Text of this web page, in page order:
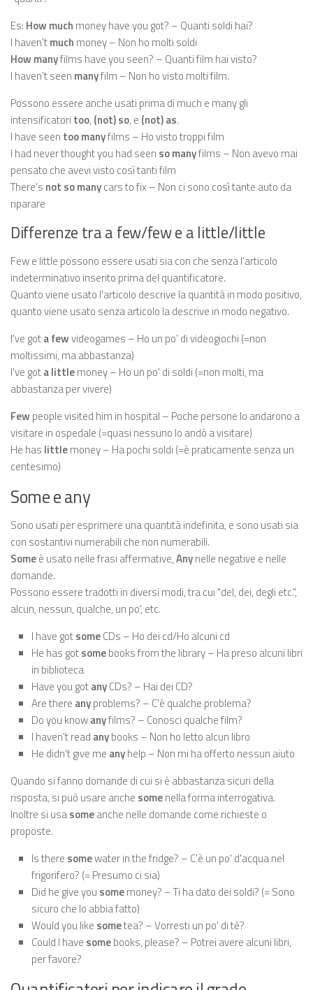
Es: How much money have you got? – Quanti soldi hai?
I haven'tmuch money – Non ho molti soldi
How manyfilms have you seen? – Quanti film hai visto?
I haven't seen manyfilm – Non ho visto molti film.
Possono essere anche usati prima di much e many gli
intensificatori too, (not) so, e (not) as.
I have seen too manyfilms – Ho visto troppi film
I had never thought you had seen so manyfilms – Non avevo mai
pensato che avevi visto così tanti film
There's not so manycars to fix – Non ci sono così tante auto da
riparare
Differenze tra a few/few e a little/little
Few e little possono essere usati sia con che senza l'articolo
indeterminativo inserito prima del quantificatore.
Quanto viene usato l'articolo descrive la quantità in modo positivo,
quanto viene usato senza articolo la descrive in modo negativo.
I've gota fewvideogames – Ho un po' di videogiochi (=non
moltissimi, ma abbastanza)
I've gota littlemoney – Ho un po' di soldi (=non molti, ma
abbastanza per vivere)
Few people visited him in hospital – Poche persone lo andarono a
visitare in ospedale (=quasi nessuno lo andò a visitare)
He has littlemoney – Ha pochi soldi (=è praticamente senza un
centesimo)
Some e any
Sono usati per esprimere una quantità indefinita, e sono usati sia
con sostantivi numerabili che non numerabili.
Someè usato nelle frasi affermative,Anynelle negative e nelle
domande.
Possono essere tradotti in diversi modi, tra cui "del, dei, degli etc.",
alcun, nessun, qualche, un po', etc.
I have gotsomeCDs – Ho dei cd/Ho alcuni cd
He has gotsomebooks from the library – Ha preso alcuni libri
in biblioteca
Have you gotanyCDs? – Hai dei CD?
Are there anyproblems? – C'è qualche problema?
Do you knowanyfilms? – Conosci qualche film?
I haven't read anybooks – Non ho letto alcun libro
He didn't give me anyhelp – Non mi ha offerto nessun aiuto
Quando si fanno domande di cui si è abbastanza sicuri della
risposta, si può usare anche somenella forma interrogativa.
Inoltre si usasomeanche nelle domande come richieste o
proposte.
Is there somewater in the fridge? – C'è un po' d'acqua nel
frigorifero? (= Presumo ci sia)
Did he give you somemoney? – Ti ha dato dei soldi? (= Sono
sicuro che lo abbia fatto)
Would you like sometea? – Vorresti un po' di tè?
Could I have somebooks, please? – Potrei avere alcuni libri,
per favore?